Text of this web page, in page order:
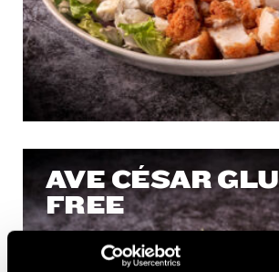
AVE CÉSAR
FREE